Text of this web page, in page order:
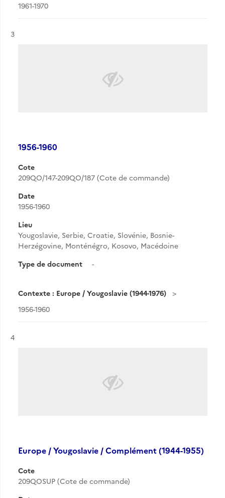
1961-1970
Résultat n°
3
1956-1960
Cote
209QO/147-209QO/187 (Cote de commande)
Date
1956-1960
Lieu
Yougoslavie, Serbie, Croatie, Slovénie, Bosnie-
Herzégovine, Monténégro, Kosovo, Macédoine
Type de document
-
Contexte : Europe / Yougoslavie (1944-1976)
1956-1960
Résultat n°
4
Europe / Yougoslavie / Complément (1944-1955)
Cote
209QOSUP (Cote de commande)